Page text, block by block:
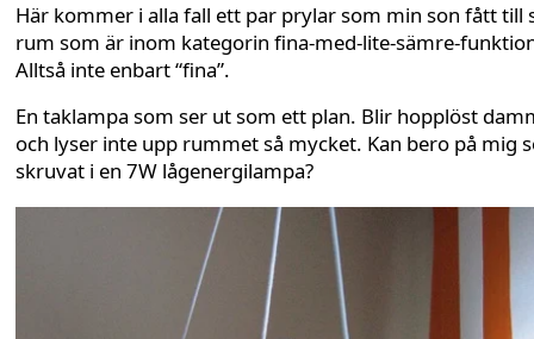
Här kommer i alla fall ett par prylar som min son fått till
rum som är inom kategorin fina-med-lite-sämre-
Alltså inte enbart “fina”.
En taklampa som ser ut som ett plan. Blir hopplöst
och lyser inte upp rummet så mycket. Kan bero på mig
skruvat i en 7W lågenergilampa?